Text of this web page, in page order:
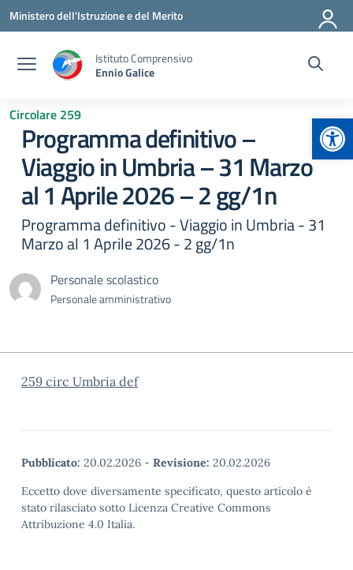
Vai ai contenuti
Vai al menu di navigazione
Vai al footer
Ministero dell'Istruzione e del Merito
Istituto Comprensivo
Ennio Galice
Circolare 259
Programma definitivo –
Viaggio in Umbria – 31 Marzo
al 1 Aprile 2026 – 2 gg/1n
Programma definitivo - Viaggio in Umbria - 31
Marzo al 1 Aprile 2026 - 2 gg/1n
Personale scolastico
Personale amministrativo
259 circ Umbria def
Pubblicato: 20.02.2026 - Revisione: 20.02.2026
Eccetto dove diversamente specificato, questo articolo è
stato rilasciato sotto Licenza Creative Commons
Attribuzione 4.0 Italia.